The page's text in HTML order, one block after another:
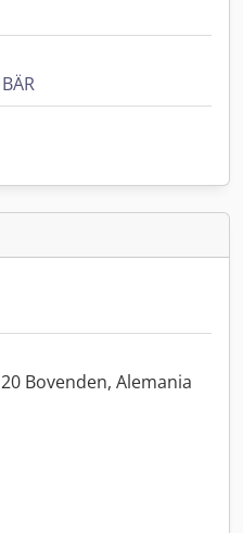
Bovenden, Alemania